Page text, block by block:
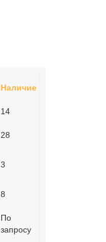
Наличие
14
28
3
8
По
запросу